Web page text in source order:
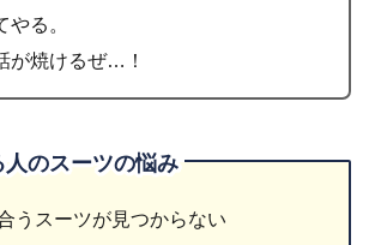
やる。
が焼けるぜ…！
のスーツの悩み
うスーツが見つからない